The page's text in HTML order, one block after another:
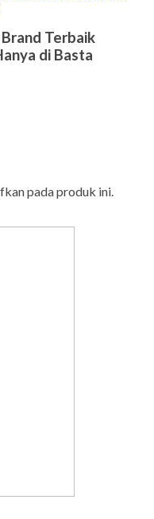
Terbaik
di Basta
pada produk ini.